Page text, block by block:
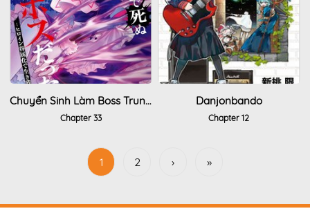
Chuyển Sinh Làm Boss Trung Cấp
Chapter 33
Danjonbando
Chapter 12
1 2 › »